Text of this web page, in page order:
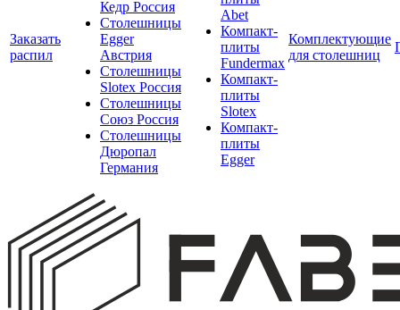
Заказать
распил
Кедр Россия
Столешницы
Egger
Австрия
Столешницы
Slotex Россия
Столешницы
Союз Россия
Столешницы
Дюропал
Германия
Abet
Компакт-
плиты
Fundermax
Компакт-
плиты
Slotex
Компакт-
плиты
Egger
Комплектующие
для столешниц